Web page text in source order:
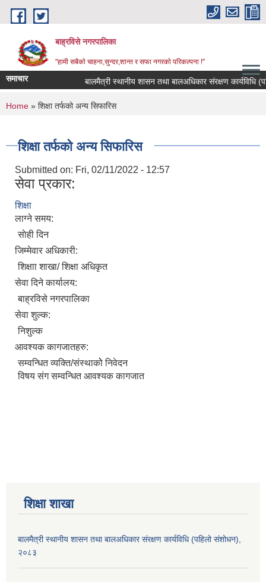
Skip to main content
बाह्रविसे नगरपालिका
"हामी सबैकाे चाहना,सुन्दर,शान्त र सफा नगरकाे परिकल्पना !"
समाचार बालमैत्री स्थानीय शासन तथा बालअधिकार संरक्षण कार्यविधि
You are here
Home » शिक्षा तर्फको अन्य सिफारिस
शिक्षा तर्फको अन्य सिफारिस
Submitted on: Fri, 02/11/2022 - 12:57
सेवा प्रकार:
शिक्षा
लाग्ने समय:
साेही दिन
जिम्मेवार अधिकारी:
शिक्षाा शाखा/ शिक्षा अधिकृत
सेवा दिने कार्यालय:
बाह्रविसे नगरपालिका
सेवा शुल्क:
निशुल्क
आवश्यक कागजातहरु:
सम्वन्धित व्यक्ति/संस्थाकोे निवेदन
विषय संग सम्वन्धित आवश्यक कागजात
शिक्षा शाखा
बालमैत्री स्थानीय शासन तथा बालअधिकार संरक्षण कार्यविधि (पहिलो संशोधन),
२०८३